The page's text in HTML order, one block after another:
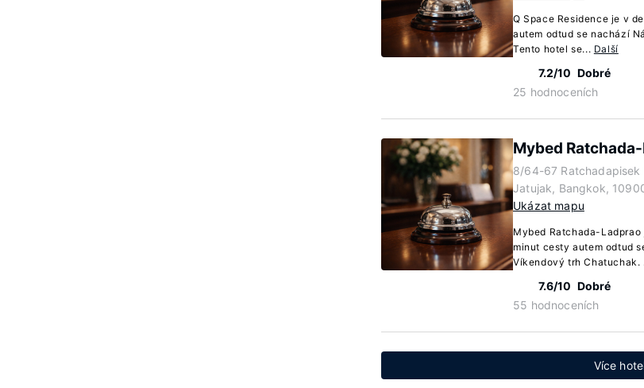
Q Space Residence je v
autem odtud se nachází
Tento hotel se... Další
7.2/10 Dobré
25 hodnoceních
Mybed
8/64-67 Ratchadapisek
Jatujak, Bangkok,
Ukázat mapu
Mybed Ratchada-
minut cesty autem odtud
Víkendový trh Chatuchak.
7.6/10 Dobré
55 hodnoceních
Více